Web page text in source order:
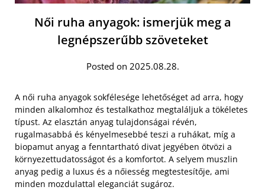
Női ruha anyagok: ismerjük meg a
legnépszerűbb szöveteket
Posted on 2025.08.28.
A női ruha anyagok sokfélesége lehetőséget ad arra, hogy
minden alkalomhoz és testalkathoz megtaláljuk a tökéletes
típust. Az elasztán anyag tulajdonságai révén,
rugalmasabbá és kényelmesebbé teszi a ruhákat, míg a
biopamut anyag a fenntartható divat jegyében ötvözi a
környezettudatosságot és a komfortot. A selyem muszlin
anyag pedig a luxus és a nőiesség megtestesítője, ami
minden mozdulattal eleganciát sugároz.